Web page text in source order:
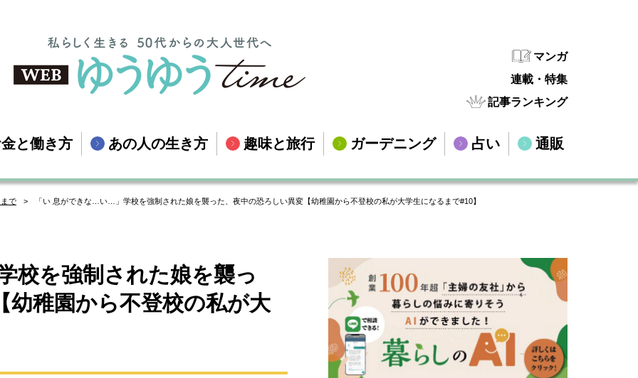
マンガ
連載・特集
記事ランキング
と働き方 あの人の生き方 趣味と旅行 ガーデニング 占い 通販
で 「い 息ができな…い…」学校を強制された娘を襲った、夜中の恐ろしい異変【幼稚園から不登校の私が大学生になるまで#10】
を強制された娘を襲っ
幼稚園から不登校の私が大